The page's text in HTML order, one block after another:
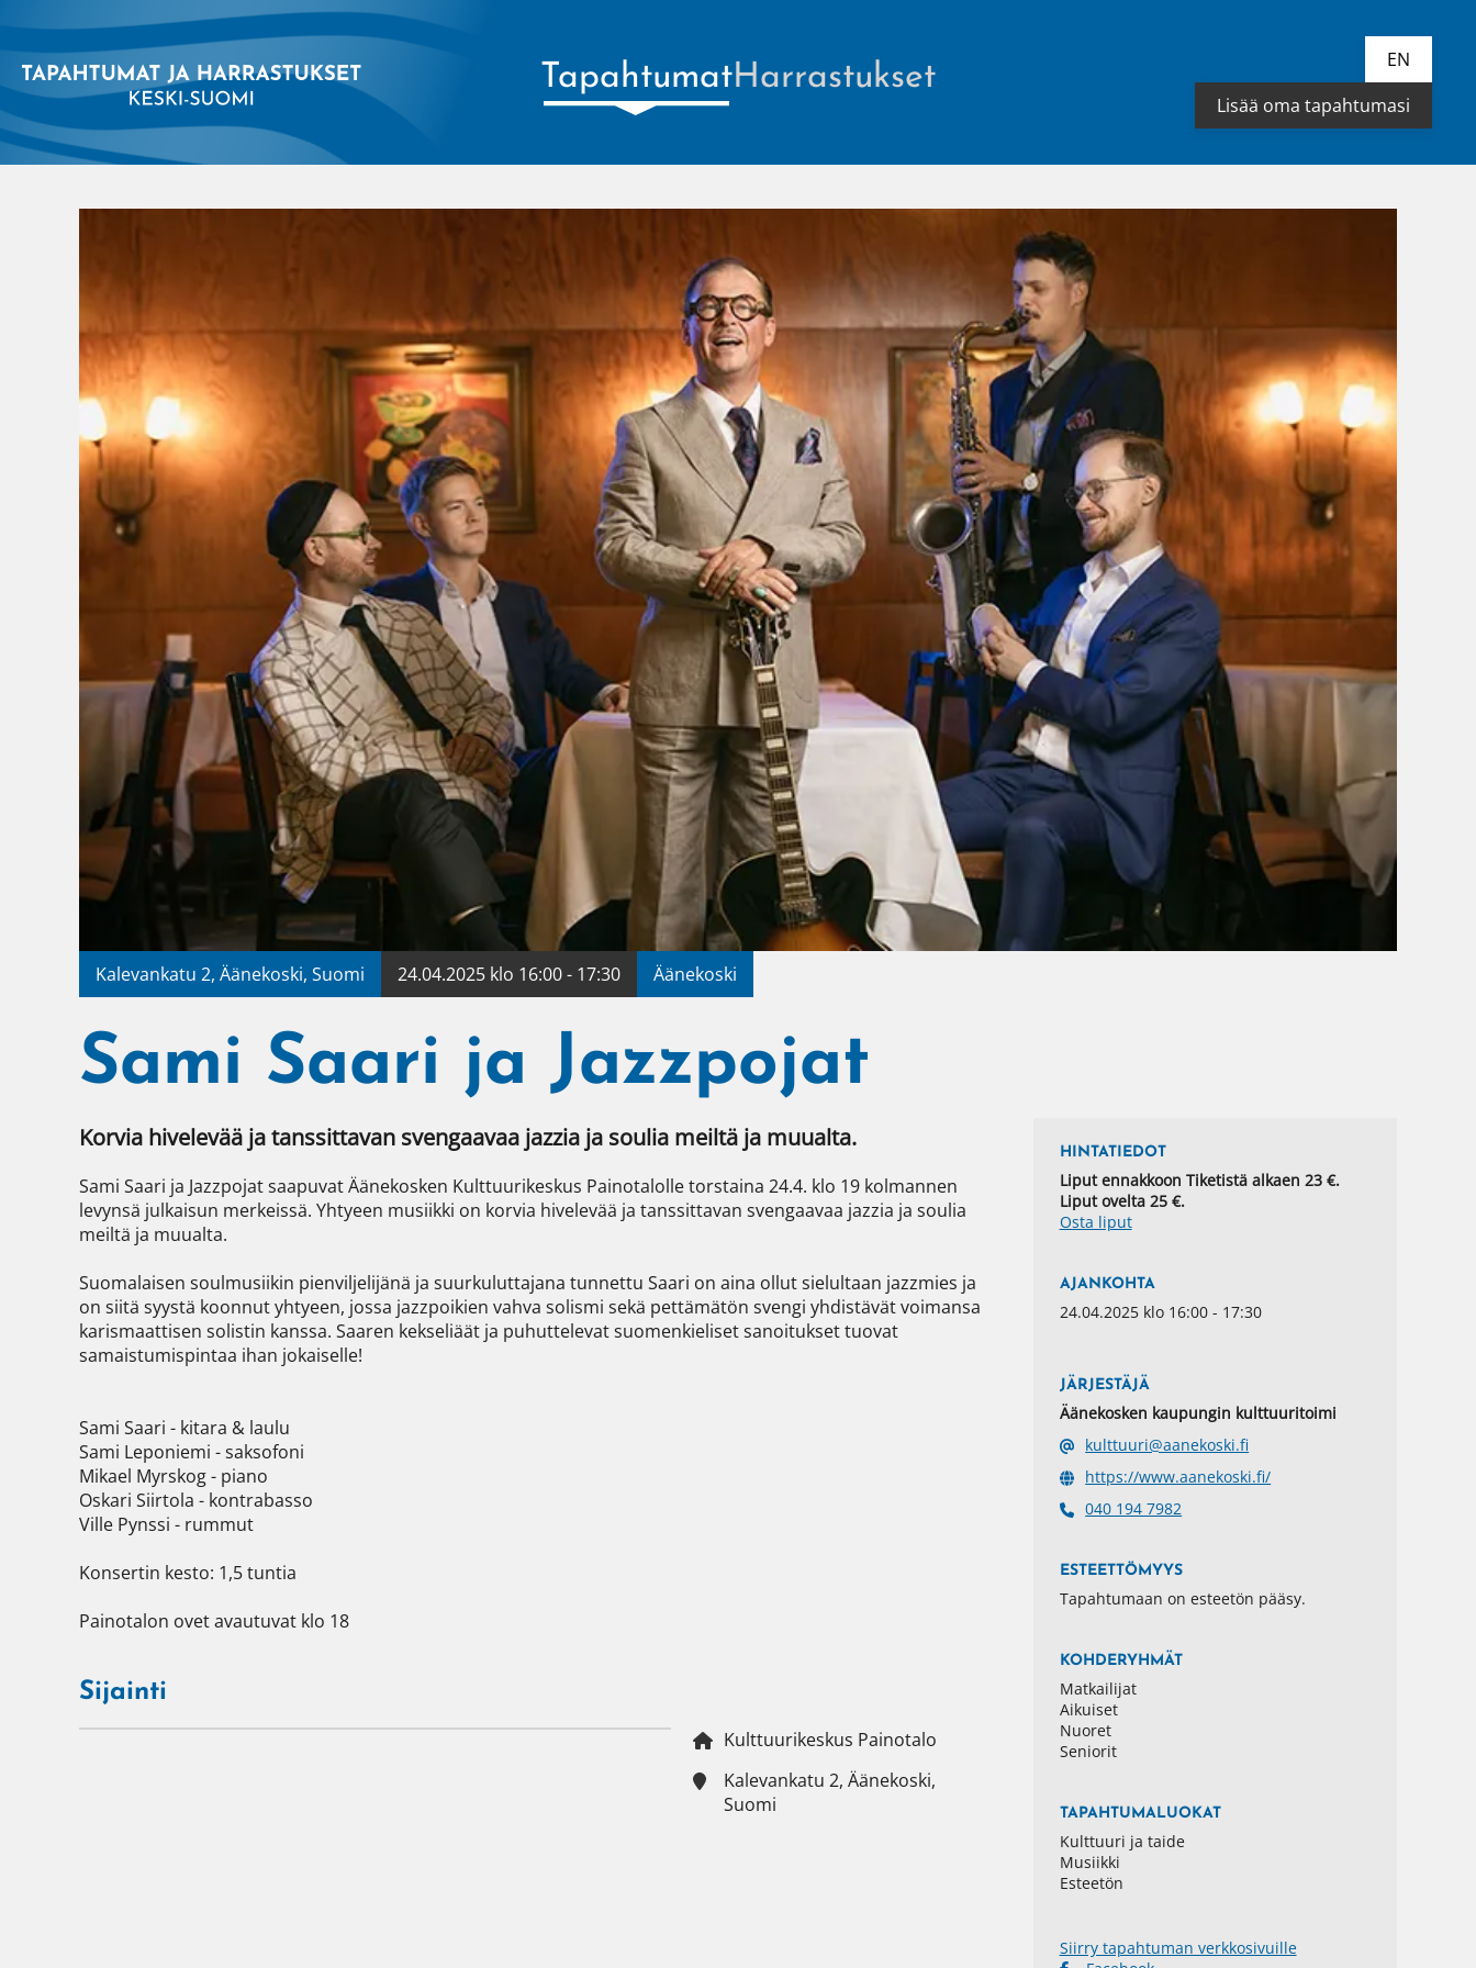
TapahtumatHarrastukset
EN
Lisää oma tapahtumasi
Kalevankatu 2, Äänekoski, Suomi 24.04.2025 klo 16:00 - 17:30 Äänekoski
Sami Saari ja Jazzpojat
Korvia hivelevää ja tanssittavan svengaavaa jazzia ja soulia meiltä ja muualta.
Sami Saari ja Jazzpojat saapuvat Äänekosken Kulttuurikeskus Painotalolle torstaina 24.4. klo 19 kolmannen
levynsä julkaisun merkeissä. Yhtyeen musiikki on korvia hivelevää ja tanssittavan svengaavaa jazzia ja soulia
meiltä ja muualta.
Suomalaisen soulmusiikin pienviljelijänä ja suurkuluttajana tunnettu Saari on aina ollut sielultaan jazzmies ja
on siitä syystä koonnut yhtyeen, jossa jazzpoikien vahva solismi sekä pettämätön svengi yhdistävät voimansa
karismaattisen solistin kanssa. Saaren kekseliäät ja puhuttelevat suomenkieliset sanoitukset tuovat
samaistumispintaa ihan jokaiselle!
Sami Saari - kitara & laulu
Sami Leponiemi - saksofoni
Mikael Myrskog - piano
Oskari Siirtola - kontrabasso
Ville Pynssi - rummut
Konsertin kesto: 1,5 tuntia
Painotalon ovet avautuvat klo 18
HINTATIEDOT
Liput ennakkoon Tiketistä alkaen 23 €.
Liput ovelta 25 €.
Osta liput
AJANKOHTA
24.04.2025 klo 16:00 - 17:30
JÄRJESTÄJÄ
Äänekosken kaupungin kulttuuritoimi
kulttuuri@aanekoski.fi
https://www.aanekoski.fi/
040 194 7982
ESTEETTÖMYYS
Tapahtumaan on esteetön pääsy.
KOHDERYHMÄT
Matkailijat
Aikuiset
Nuoret
Seniorit
TAPAHTUMALUOKAT
Kulttuuri ja taide
Musiikki
Esteetön
Siirry tapahtuman verkkosivuille
Sijainti
Kulttuurikeskus Painotalo
Kalevankatu 2, Äänekoski,
Suomi